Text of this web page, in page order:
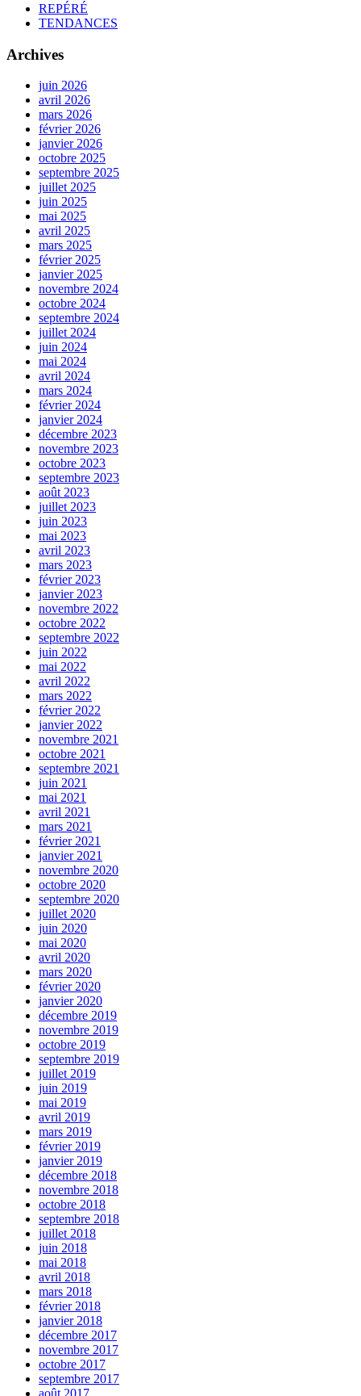
REPÉRÉ
TENDANCES
Archives
juin 2026
avril 2026
mars 2026
février 2026
janvier 2026
octobre 2025
septembre 2025
juillet 2025
juin 2025
mai 2025
avril 2025
mars 2025
février 2025
janvier 2025
novembre 2024
octobre 2024
septembre 2024
juillet 2024
juin 2024
mai 2024
avril 2024
mars 2024
février 2024
janvier 2024
décembre 2023
novembre 2023
octobre 2023
septembre 2023
août 2023
juillet 2023
juin 2023
mai 2023
avril 2023
mars 2023
février 2023
janvier 2023
novembre 2022
octobre 2022
septembre 2022
juin 2022
mai 2022
avril 2022
mars 2022
février 2022
janvier 2022
novembre 2021
octobre 2021
septembre 2021
juin 2021
mai 2021
avril 2021
mars 2021
février 2021
janvier 2021
novembre 2020
octobre 2020
septembre 2020
juillet 2020
juin 2020
mai 2020
avril 2020
mars 2020
février 2020
janvier 2020
décembre 2019
novembre 2019
octobre 2019
septembre 2019
juillet 2019
juin 2019
mai 2019
avril 2019
mars 2019
février 2019
janvier 2019
décembre 2018
novembre 2018
octobre 2018
septembre 2018
juillet 2018
juin 2018
mai 2018
avril 2018
mars 2018
février 2018
janvier 2018
décembre 2017
novembre 2017
octobre 2017
septembre 2017